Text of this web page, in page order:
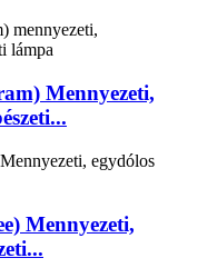
Mennyezeti,
Mennyezeti,